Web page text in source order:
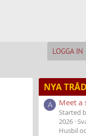
LOGGA IN
NYA
A Meet a
Started
2026
Husbil